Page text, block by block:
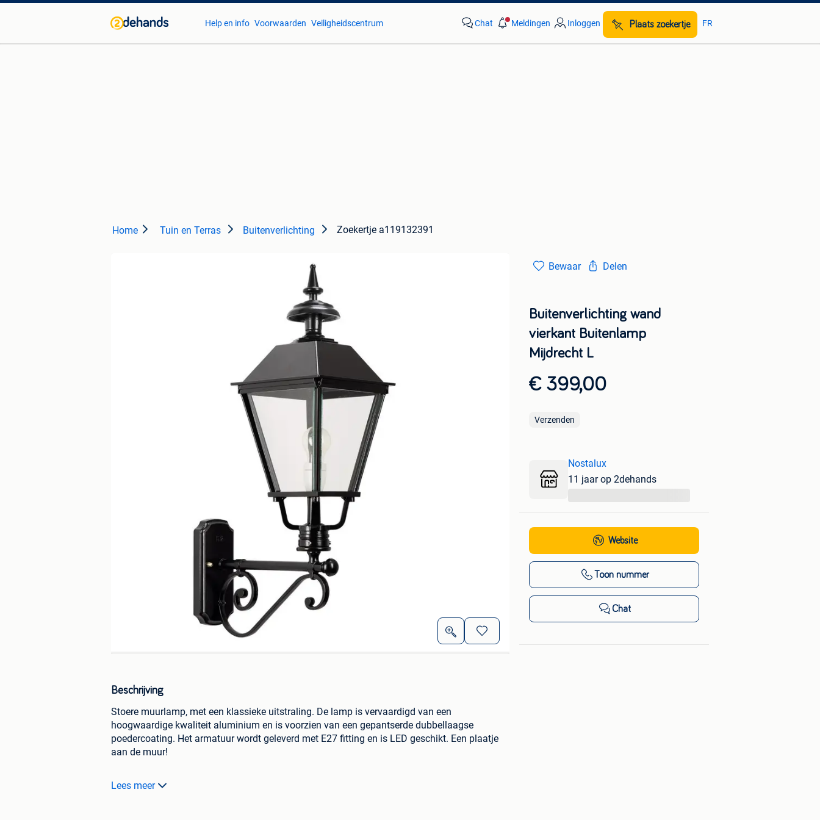
Help en info Voorwaarden Veiligheidscentrum Chat Meldingen Inloggen Plaats zoekertje FR
Home Tuin en Terras Buitenverlichting Zoekertje a119132391
Beschrijving
Stoere muurlamp, met een klassieke uitstraling. De lamp is vervaardigd van een
hoogwaardige kwaliteit aluminium en is voorzien van een gepantserde dubbellaagse
poedercoating. Het armatuur wordt geleverd met E27 fitting en is LED geschikt. Een plaatje
aan de muur!
Veilig bestellen bij Nostalux...
Lees meer
Bewaar Delen
Buitenverlichting wand
vierkant Buitenlamp
Mijdrecht L
€ 399,00
Verzenden
Nostalux
11 jaar op 2dehands
Website
Toon nummer
Chat